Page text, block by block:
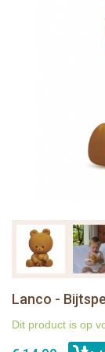
Lanco -
Dit product is op